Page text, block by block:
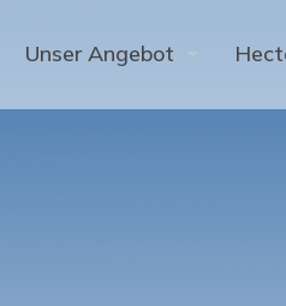
Unser Angebot